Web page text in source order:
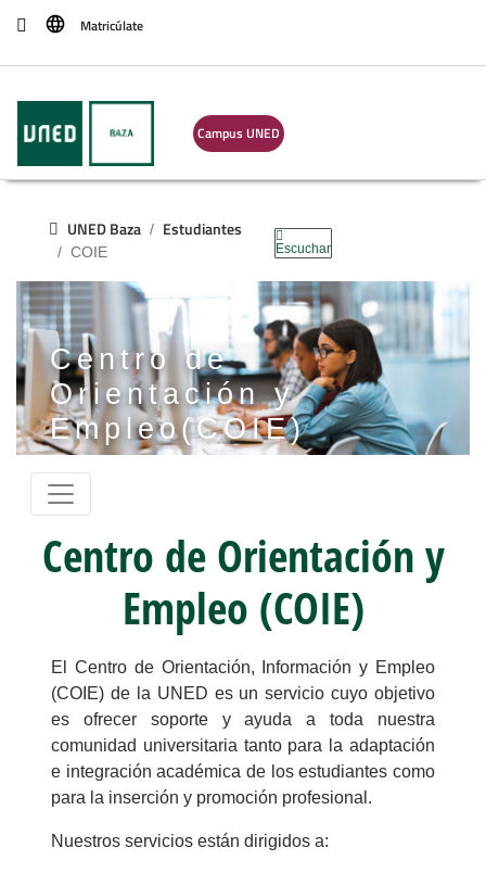
Buscar Matricúlate
Campus UNED
UNED Baza Estudiantes
COIE Escuchar
Centro de
Orientación y
Empleo(COIE)
Centro de Orientación y
Empleo (COIE)
El Centro de Orientación, Información y Empleo
(COIE) de la UNED es un servicio cuyo objetivo
es ofrecer soporte y ayuda a toda nuestra
comunidad universitaria tanto para la adaptación
e integración académica de los estudiantes como
para la inserción y promoción profesional.
Nuestros servicios están dirigidos a: